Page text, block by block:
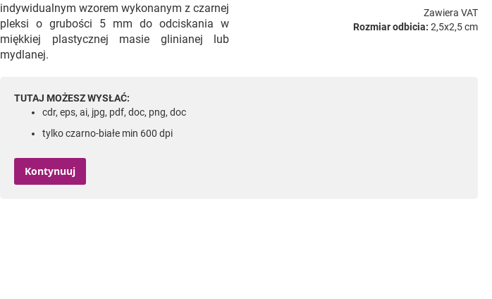
Zawiera VAT
Rozmiar odbicia: 2,5x2,5 cm
indywidualnym wzorem wykonanym z czarnej
pleksi o grubości 5 mm do odciskania w
miękkiej plastycznej masie glinianej lub
mydlanej.
TUTAJ MOŻESZ WYSŁAĆ:
cdr, eps, ai, jpg, pdf, doc, png, doc
tylko czarno-białe min 600 dpi
Kontynuuj